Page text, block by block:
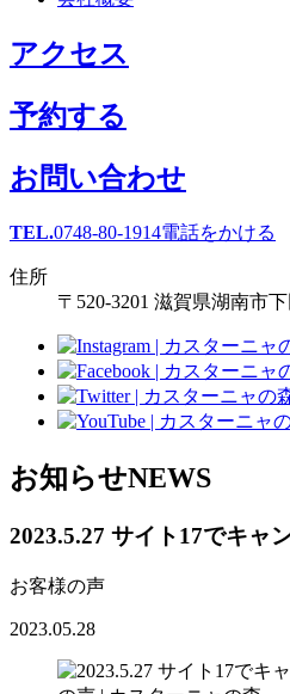
アクセス
予約する
お問い合わせ
TEL.0748-80-1914電話をかける
住所
〒520-3201 滋賀県湖南市
お知らせNEWS
2023.5.27 サイト17でキャ
お客様の声
2023.05.28